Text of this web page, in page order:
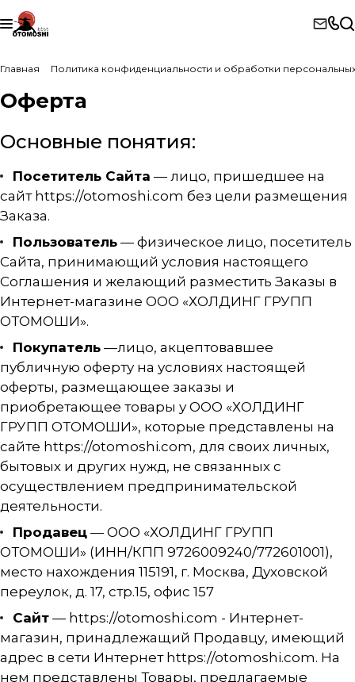
Главная Политика конфиденциальности и обработки
Оферта
Основные понятия:
Посетитель Сайта — лицо, пришедшее на
сайт https://otomoshi.com без цели размещения
Заказа.
Пользователь — физическое лицо, посетитель
Сайта, принимающий условия настоящего
Соглашения и желающий разместить Заказы в
Интернет-магазине ООО «ХОЛДИНГ ГРУПП
ОТОМОШИ».
Покупатель —лицо, акцептовавшее
публичную оферту на условиях настоящей
оферты, размещающее заказы и
приобретающее товары у ООО «ХОЛДИНГ
ГРУПП ОТОМОШИ», которые представлены на
сайте https://otomoshi.com, для своих личных,
бытовых и других нужд, не связанных с
осуществлением предпринимательской
деятельности.
Продавец — ООО «ХОЛДИНГ ГРУПП
ОТОМОШИ» (ИНН/КПП 9726009240/772601001),
место нахождения 115191, г. Москва, Духовской
переулок, д. 17, стр.15, офис 157
Сайт — https://otomoshi.com - Интернет-
магазин, принадлежащий Продавцу, имеющий
адрес в сети Интернет https://otomoshi.com. На
нем представлены Товары, предлагаемые